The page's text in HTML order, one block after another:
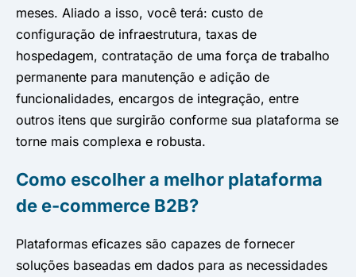
meses. Aliado a isso, você terá: custo de
configuração de infraestrutura, taxas de
hospedagem, contratação de uma força de trabalho
permanente para manutenção e adição de
funcionalidades, encargos de integração, entre
outros itens que surgirão conforme sua plataforma se
torne mais complexa e robusta.
Como escolher a melhor plataforma
de e-commerce B2B?
Plataformas eficazes são capazes de fornecer
soluções baseadas em dados para as necessidades